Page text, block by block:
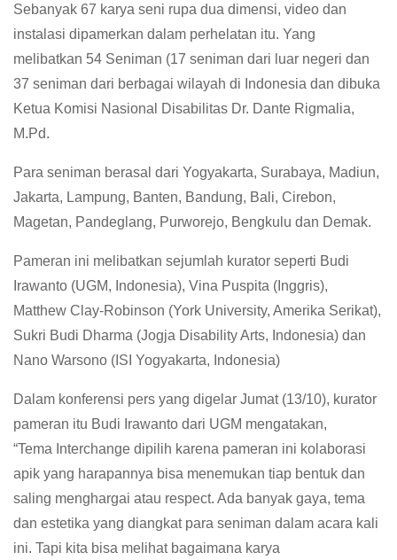
Sebanyak 67 karya seni rupa dua dimensi, video dan
instalasi dipamerkan dalam perhelatan itu. Yang
melibatkan 54 Seniman (17 seniman dari luar negeri dan
37 seniman dari berbagai wilayah di Indonesia dan dibuka
Ketua Komisi Nasional Disabilitas Dr. Dante Rigmalia,
M.Pd.
Para seniman berasal dari Yogyakarta, Surabaya, Madiun,
Jakarta, Lampung, Banten, Bandung, Bali, Cirebon,
Magetan, Pandeglang, Purworejo, Bengkulu dan Demak.
Pameran ini melibatkan sejumlah kurator seperti Budi
Irawanto (UGM, Indonesia), Vina Puspita (Inggris),
Matthew Clay-Robinson (York University, Amerika Serikat),
Sukri Budi Dharma (Jogja Disability Arts, Indonesia) dan
Nano Warsono (ISI Yogyakarta, Indonesia)
Dalam konferensi pers yang digelar Jumat (13/10), kurator
pameran itu Budi Irawanto dari UGM mengatakan,
“Tema Interchange dipilih karena pameran ini kolaborasi
apik yang harapannya bisa menemukan tiap bentuk dan
saling menghargai atau respect. Ada banyak gaya, tema
dan estetika yang diangkat para seniman dalam acara kali
ini. Tapi kita bisa melihat bagaimana karya